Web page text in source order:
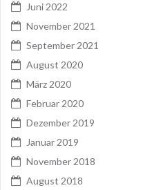
Juni 2022
November 2021
September 2021
August 2020
März 2020
Februar 2020
Dezember 2019
Januar 2019
November 2018
August 2018